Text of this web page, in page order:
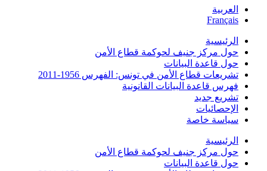
العربية
Français
الرئيسية
حول مركز جنيف لحوكمة قطاع الأمن
حول قاعدة البيانات
تشريعات قطاع الأمن في تونس: الفهرس 1956-2011
فهرس قاعدة البيانات القانونية
تشريع جديد
الإحصائيات
سياسة خاصة
الرئيسية
حول مركز جنيف لحوكمة قطاع الأمن
حول قاعدة البيانات